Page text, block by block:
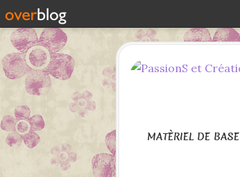
MATÈRIEL DE BASE